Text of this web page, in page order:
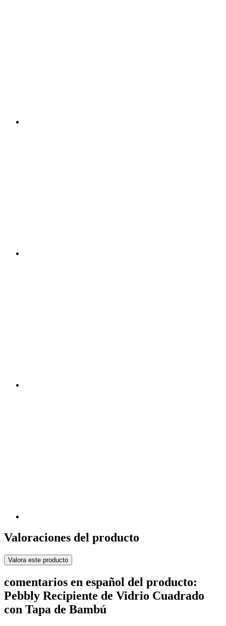
Valoraciones del producto
Valora este producto
comentarios en español del producto:
Pebbly Recipiente de Vidrio Cuadrado
con Tapa de Bambú